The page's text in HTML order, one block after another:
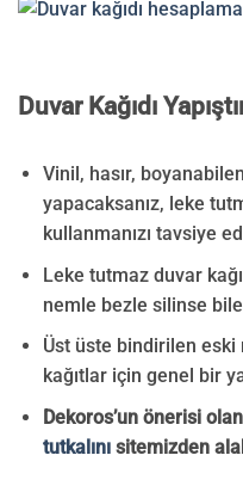
Duvar Kağıdı
Vinil, hasır,
yapacaksanız, leke
kullanmanızı tavsiye
Leke tutmaz duvar
nemle bezle silinse
Üst üste bindirilen eski
kağıtlar için genel bir
Dekoros’un önerisi
tutkalınısitemizden